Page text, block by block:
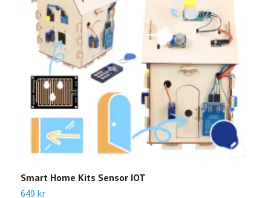
Smart Home Kits Sensor IOT
649 kr